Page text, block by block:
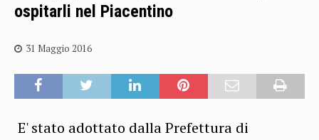
ospitarli nel Piacentino
31 Maggio 2016
E' stato adottato dalla Prefettura di